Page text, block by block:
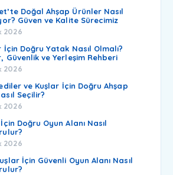
Doğal Ahşap Ürünler Nasıl
Güven ve Kalite Sürecimiz
2026
İçin Doğru Yatak Nasıl Olmalı?
Güvenlik ve Yerleşim Rehberi
2026
ve Kuşlar İçin Doğru Ahşap
Seçilir?
2026
Doğru Oyun Alanı Nasıl
2026
İçin Güvenli Oyun Alanı Nasıl